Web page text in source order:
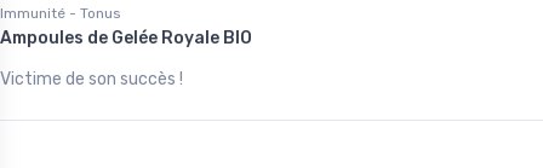
Immunité - Tonus
Ampoules de Gelée Royale BIO
Victime de son succès !